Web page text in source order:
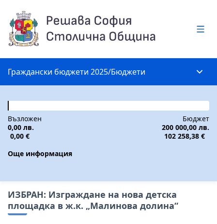
Граждански бюджети 2025/Бюджети
Възложен
0,00 лв.
0,00 €
Бюджет
200 000,00 лв.
102 258,38 €
Още информация
ИЗБРАН: Изграждане на нова детска
площадка в ж.к. „Малинова долина“